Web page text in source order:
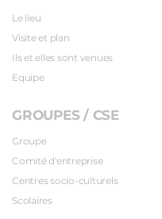
Le lieu
Visite et plan
Ils et elles sont venues
Equipe
GROUPES / CSE
Groupe
Comité d'entreprise
Centres socio-culturels
Scolaires